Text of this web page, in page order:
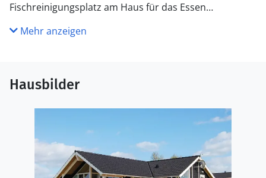
Fischreinigungsplatz am Haus für das Essen
Schaukel und einem Basketballkorb gesorgt.
Sønderborg finden Sie gute Einkaufsmöglichkeiten und
viele historische Sehenswürdigkeiten. Vom Haus ist es
ebenfalls nicht weit zum Erlebnispark Danfoss
Universe, in dem Sie unter anderem Natur- und
technische Phänomene verstehen lernen können.
Mehr anzeigen
Hausbilder